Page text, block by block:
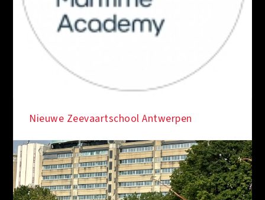
Nieuwe Zeevaartschool Antwerpen